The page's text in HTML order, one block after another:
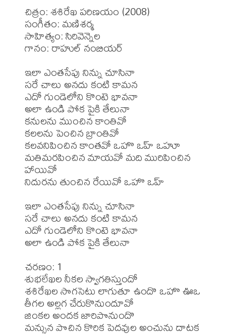
చిత్రం: శశిరేఖ పరిణయం (2008)
సంగీతం: మణిశర్మ
సాహిత్యం: సిరివెన్నెల
గానం: రాహుల్ నంబియర్
ఇలా ఎంతసేపు నిన్ను చూసినా
సరే చాలు అనదు కంటి కామన
ఎదో గుండెలోని కొంటె భావనా
అలా ఉండి పోక పైకి తేలునా
కనులను ముంచిన కాంతివో
కలలను పెంచిన బ్రాంతివో
కలవనిపించిన కాంతవో ఒహొ ఒహ్ ఒహూ
మతిమరపించిన మాయవో మది మురిపించిన
హాయివో
నిదురను తుంచిన రేయివో ఒహొ ఒహ్
ఇలా ఎంతసేపు నిన్ను చూసినా
సరే చాలు అనదు కంటి కామన
ఎదో గుండెలోని కొంటె భావనా
అలా ఉండి పోక పైకి తేలునా
చరణం: 1
శుభలేఖల నీకల స్వాగతిస్తుందో
శశిరేఖల సొగసెటు లాగుతూ ఉందొ ఒహొ ఊఒ
తీగల అల్లగ చేరుకొనుందూవో
జింకల అందక జారిపొనుందొ
మన్సున పొచిన కొరిక పెదవుల అంచును దాటక